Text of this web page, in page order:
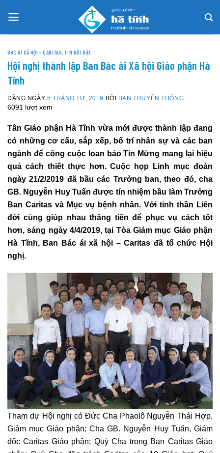
BÁC ÁI XÃ HỘI - CARITAS,TIN NỔI BẬT
Hội nghị thành lập Ban Bác ái Xã hội Giáo phận Hà
Tĩnh
ĐĂNG NGÀY 5 THÁNG TƯ, 2019 BỞI BAN TRUYỀN THÔNG
6091 lượt xem
Tân Giáo phận Hà Tĩnh vừa mới được thành lập đang
có những cơ cấu, sắp xếp, bố trí nhân sự và các ban
ngành để công cuộc loan báo Tin Mừng mang lại hiệu
quả cách thiết thực hơn. Cuộc họp Linh mục đoàn
ngày 21/2/2019 đã bầu các Trưởng ban, theo đó, cha
GB. Nguyễn Huy Tuấn được tín nhiệm bầu làm Trưởng
Ban Caritas và Mục vụ bệnh nhân. Với tinh thần Liên
đới cùng giúp nhau thăng tiến để phục vụ cách tốt
hơn, sáng ngày 4/4/2019, tại Tòa Giám mục Giáo phận
Hà Tĩnh, Ban Bác ái xã hội – Caritas đã tổ chức Hội
nghị.
Tham dự Hội nghị có Đức Cha Phaolô Nguyễn Thái Hợp,
Giám mục Giáo phận; Cha GB. Nguyễn Huy Tuấn, Giám
đốc Caritas Giáo phận; Quý Cha trong Ban Caritas Giáo